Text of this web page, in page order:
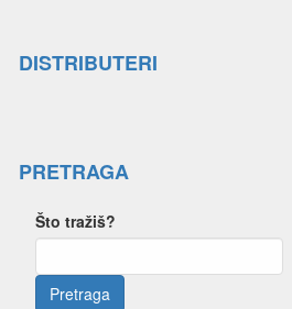
DISTRIBUTERI
PRETRAGA
Što tražiš?